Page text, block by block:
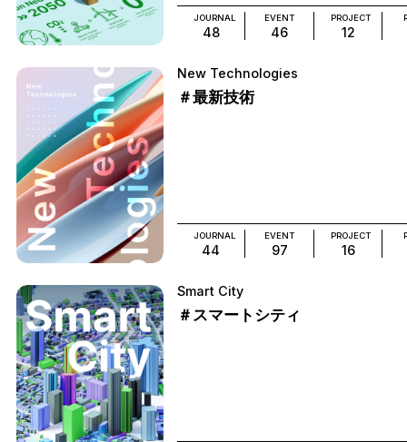
JOURNAL
48
EVENT
46
PROJECT
12
New Technologies
＃最新技術
JOURNAL
44
EVENT
97
PROJECT
16
Smart City
＃スマートシティ